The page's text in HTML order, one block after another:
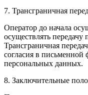
7. Трансграничная
Оператор до начала
осуществлять
Трансграничная
согласия в письменной
персональных данных.
8. Заключительные